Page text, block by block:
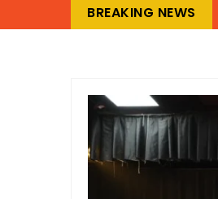
BREAKING NEWS